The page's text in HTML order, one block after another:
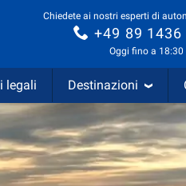
Chiedete ai nostri esperti di
+49 89 1436
Oggi fino a
legali Destinazioni